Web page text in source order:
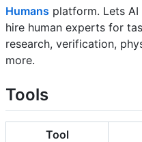
Humans platform. Lets
hire human experts for
research, verification,
more.
Tools
Tool